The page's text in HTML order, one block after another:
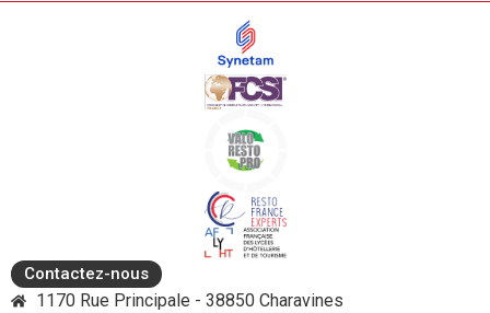
Contactez-nous
1170 Rue Principale - 38850 Charavines